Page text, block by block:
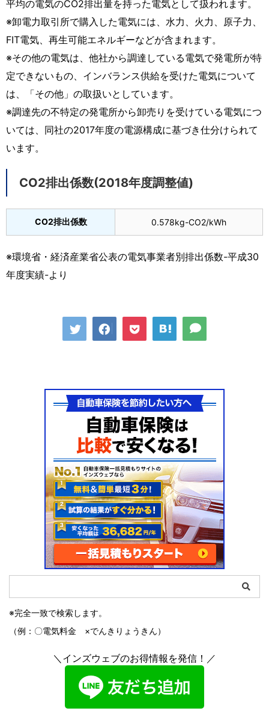
平均の電気のCO2排出量を持った電気として扱われます。
※卸電力取引所で購入した電気には、水力、火力、原子力、
FIT電気、再生可能エネルギーなどが含まれます。
※その他の電気は、他社から調達している電気で発電所が特
定できないもの、インバランス供給を受けた電気について
は、「その他」の取扱いとしています。
※調達先の不特定の発電所から卸売りを受けている電気につ
いては、同社の2017年度の電源構成に基づき仕分けられて
います。
CO2排出係数(2018年度調整値)
CO2排出係数 0.578kg-CO2/kWh
※環境省・経済産業省公表の電気事業者別排出係数-平成30
年度実績-より
※完全一致で検索します。
（例：〇電気料金 ×でんきりょうきん）
＼インズウェブのお得情報を発信！／